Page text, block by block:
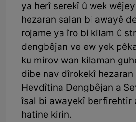
ya herî serekî û wek
hezaran salan bi awayê
rojame ya îro bi kilam û
dengbêjan ve ew yek
ku mirov wan kilaman
dibe nav dîrokekî
Hevdîtina Dengbêjan a
îsal bi awayekî berfirehtir
hatine kirin.